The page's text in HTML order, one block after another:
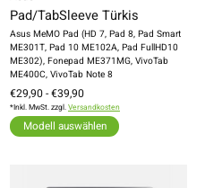
Pad/TabSleeve Türkis
Asus MeMO Pad (HD 7, Pad 8, Pad Smart
ME301T, Pad 10 ME102A, Pad FullHD10
ME302), Fonepad ME371MG, VivoTab
ME400C, VivoTab Note 8
€29,90 - €39,90
*Inkl. MwSt. zzgl.Versandkosten
Modell auswählen